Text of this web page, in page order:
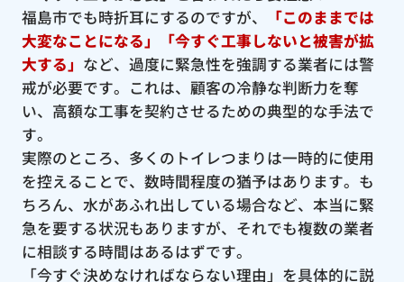
福島市でも時折耳にするのですが、
「このままでは
大変なことになる」「今すぐ工事しないと被害が拡
大する」 など、過度に緊急性を強調する業者には警
戒が必要です。これは、顧客の冷静な判断力を奪
い、高額な工事を契約させるための典型的な手法で
す。
実際のところ、多くのトイレつまりは一時的に使用
を控えることで、数時間程度の猶予はあります。も
ちろん、水があふれ出している場合など、本当に緊
急を要する状況もありますが、それでも複数の業者
に相談する時間はあるはずです。
「今すぐ決めなければならない理由」を具体的に説